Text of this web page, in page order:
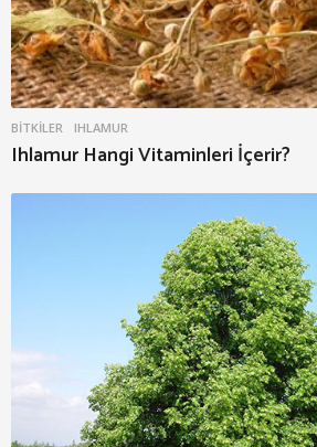
BITKILER IHLAMUR
Ihlamur Hangi Vitaminleri İçerir?